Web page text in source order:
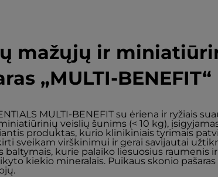
mažųjų ir
„MULTI-BENEFIT“
MULTI-BENEFIT su ėriena ir ryžiais
veislių šunims (< 10 kg),
produktas, kurio klinikiniais tyrimais
sveikam virškinimui ir gerai savijautai
kurie palaiko liesuosius raumenis
kiekio mineralais. Puikaus skonio